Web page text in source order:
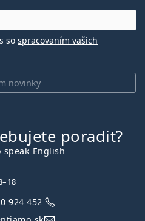
novinky
so spracovaním vašich
poradiť?
speak English
924 452